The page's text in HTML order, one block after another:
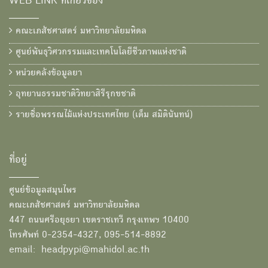
คณะเภสัชศาสตร์ มหาวิทยาลัยมหิดล
ศูนย์พันธุวิศวกรรมและเทคโนโลยีชีวภาพแห่งชาติ
หน่วยคลังข้อมูลยา
อุทยานธรรมชาติวิทยาสิรีรุกขชาติ
รายชื่อพรรณไม้แห่งประเทศไทย (เต็ม สมิตินันทน์)
ที่อยู่
ศูนย์ข้อมูลสมุนไพร
คณะเภสัชศาสตร์ มหาวิทยาลัยมหิดล
447 ถนนศรีอยุธยา เขตราชเทวี กรุงเทพฯ 10400
โทรศัพท์ 0-2354-4327, 095-514-8892
email: headpypi@mahidol.ac.th